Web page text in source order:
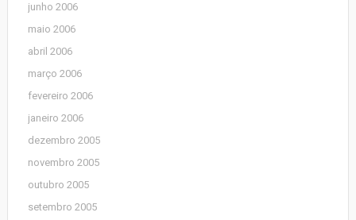
junho 2006
maio 2006
abril 2006
março 2006
fevereiro 2006
janeiro 2006
dezembro 2005
novembro 2005
outubro 2005
setembro 2005